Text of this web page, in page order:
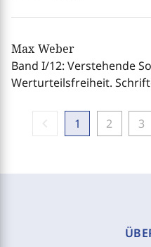
Max Weber
Band I/12: Verstehende
Werturteilsfreiheit.
1 2 3